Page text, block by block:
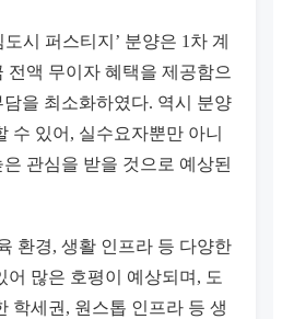
시 퍼스티지’ 분양은 1차 계
전액 무이자 혜택을 제공함으
을 최소화하였다. 역시 분양
수 있어, 실수요자뿐만 아니
관심을 받을 것으로 예상된
환경, 생활 인프라 등 다양한
어 많은 호평이 예상되며, 도
학세권, 원스톱 인프라 등 생